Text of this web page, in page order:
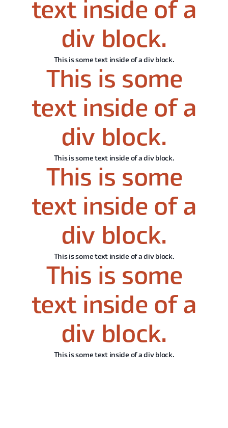
text inside of a
div block.
This is some text inside of a div block.
This is some
text inside of a
div block.
This is some text inside of a div block.
This is some
text inside of a
div block.
This is some text inside of a div block.
This is some
text inside of a
div block.
This is some text inside of a div block.